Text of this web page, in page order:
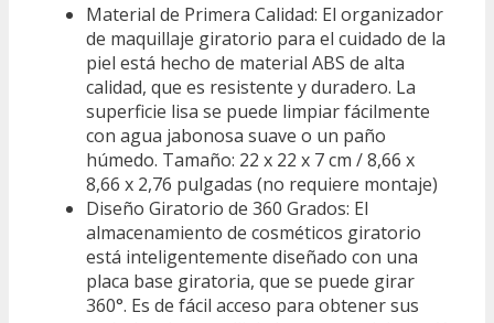
Material de Primera Calidad: El organizador
de maquillaje giratorio para el cuidado de la
piel está hecho de material ABS de alta
calidad, que es resistente y duradero. La
superficie lisa se puede limpiar fácilmente
con agua jabonosa suave o un paño
húmedo. Tamaño: 22 x 22 x 7 cm / 8,66 x
8,66 x 2,76 pulgadas (no requiere montaje)
Diseño Giratorio de 360 Grados: El
almacenamiento de cosméticos giratorio
está inteligentemente diseñado con una
placa base giratoria, que se puede girar
360°. Es de fácil acceso para obtener sus